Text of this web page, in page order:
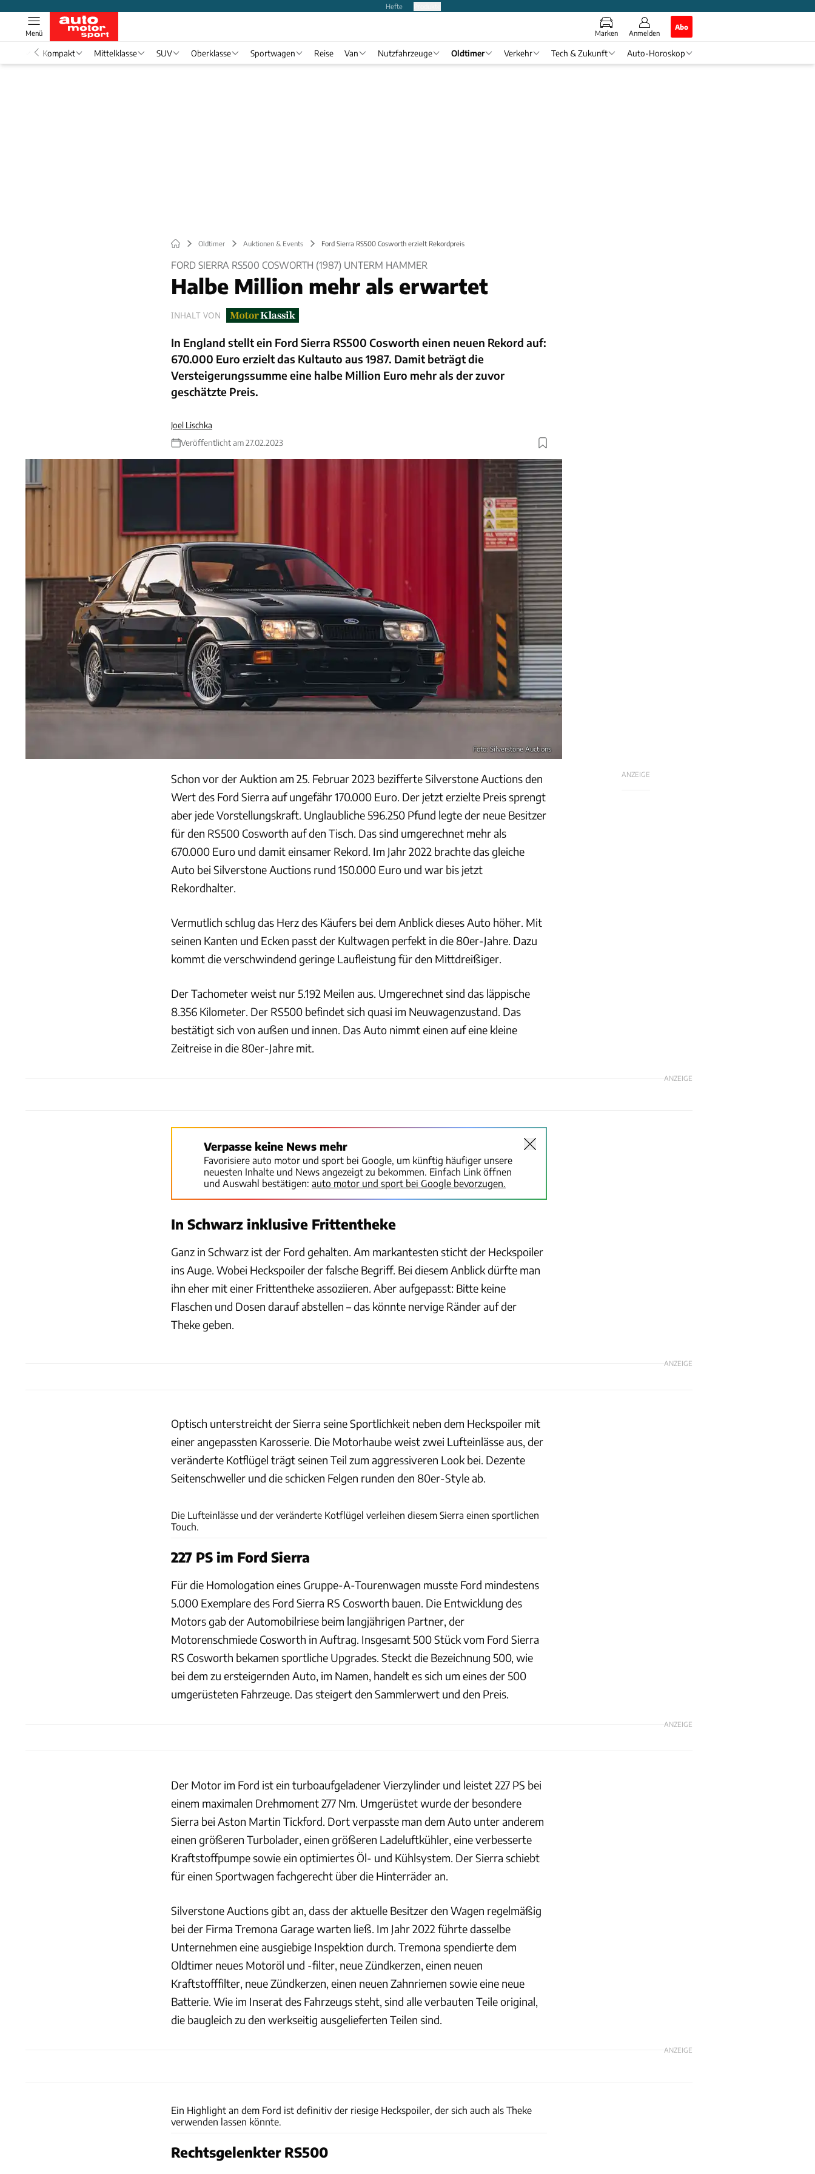
Hefte
Marken Anmelden
Abo
Menü
Kompakt Mittelklasse SUV Oberklasse Sportwagen Reise Van Nutzfahrzeuge Oldtimer Verkehr Tech & Zukunft Auto-Horoskop
Oldtimer Auktionen & Events Ford Sierra RS500 Cosworth erzielt Rekordpreis
FORD SIERRA RS500 COSWORTH (1987) UNTERM HAMMER
Halbe Million mehr als erwartet
INHALT VON
In England stellt ein Ford Sierra RS500 Cosworth einen neuen Rekord auf:
670.000 Euro erzielt das Kultauto aus 1987. Damit beträgt die
Versteigerungssumme eine halbe Million Euro mehr als der zuvor
geschätzte Preis.
Joel Lischka
Veröffentlicht am 27.02.2023
Foto: Silverstone Auctions
ANZEIGE
Schon vor der Auktion am 25. Februar 2023 bezifferte Silverstone Auctions den
Wert des Ford Sierra auf ungefähr 170.000 Euro. Der jetzt erzielte Preis sprengt
aber jede Vorstellungskraft. Unglaubliche 596.250 Pfund legte der neue Besitzer
für den RS500 Cosworth auf den Tisch. Das sind umgerechnet mehr als
670.000 Euro und damit einsamer Rekord. Im Jahr 2022 brachte das gleiche
Auto bei Silverstone Auctions rund 150.000 Euro und war bis jetzt
Rekordhalter.
Vermutlich schlug das Herz des Käufers bei dem Anblick dieses Auto höher. Mit
seinen Kanten und Ecken passt der Kultwagen perfekt in die 80er-Jahre. Dazu
kommt die verschwindend geringe Laufleistung für den Mittdreißiger.
Der Tachometer weist nur 5.192 Meilen aus. Umgerechnet sind das läppische
8.356 Kilometer. Der RS500 befindet sich quasi im Neuwagenzustand. Das
bestätigt sich von außen und innen. Das Auto nimmt einen auf eine kleine
Zeitreise in die 80er-Jahre mit.
ANZEIGE
Verpasse keine News mehr
Favorisiere auto motor und sport bei Google, um künftig häufiger unsere
neuesten Inhalte und News angezeigt zu bekommen. Einfach Link öffnen
und Auswahl bestätigen: auto motor und sport bei Google bevorzugen.
In Schwarz inklusive Frittentheke
Ganz in Schwarz ist der Ford gehalten. Am markantesten sticht der Heckspoiler
ins Auge. Wobei Heckspoiler der falsche Begriff. Bei diesem Anblick dürfte man
ihn eher mit einer Frittentheke assoziieren. Aber aufgepasst: Bitte keine
Flaschen und Dosen darauf abstellen – das könnte nervige Ränder auf der
Theke geben.
ANZEIGE
Optisch unterstreicht der Sierra seine Sportlichkeit neben dem Heckspoiler mit
einer angepassten Karosserie. Die Motorhaube weist zwei Lufteinlässe aus, der
veränderte Kotflügel trägt seinen Teil zum aggressiveren Look bei. Dezente
Seitenschweller und die schicken Felgen runden den 80er-Style ab.
Die Lufteinlässe und der veränderte Kotflügel verleihen diesem Sierra einen sportlichen
Touch.
227 PS im Ford Sierra
Für die Homologation eines Gruppe-A-Tourenwagen musste Ford mindestens
5.000 Exemplare des Ford Sierra RS Cosworth bauen. Die Entwicklung des
Motors gab der Automobilriese beim langjährigen Partner, der
Motorenschmiede Cosworth in Auftrag. Insgesamt 500 Stück vom Ford Sierra
RS Cosworth bekamen sportliche Upgrades. Steckt die Bezeichnung 500, wie
bei dem zu ersteigernden Auto, im Namen, handelt es sich um eines der 500
umgerüsteten Fahrzeuge. Das steigert den Sammlerwert und den Preis.
ANZEIGE
Der Motor im Ford ist ein turboaufgeladener Vierzylinder und leistet 227 PS bei
einem maximalen Drehmoment 277 Nm. Umgerüstet wurde der besondere
Sierra bei Aston Martin Tickford. Dort verpasste man dem Auto unter anderem
einen größeren Turbolader, einen größeren Ladeluftkühler, eine verbesserte
Kraftstoffpumpe sowie ein optimiertes Öl- und Kühlsystem. Der Sierra schiebt
für einen Sportwagen fachgerecht über die Hinterräder an.
Silverstone Auctions gibt an, dass der aktuelle Besitzer den Wagen regelmäßig
bei der Firma Tremona Garage warten ließ. Im Jahr 2022 führte dasselbe
Unternehmen eine ausgiebige Inspektion durch. Tremona spendierte dem
Oldtimer neues Motoröl und -filter, neue Zündkerzen, einen neuen
Kraftstofffilter, neue Zündkerzen, einen neuen Zahnriemen sowie eine neue
Batterie. Wie im Inserat des Fahrzeugs steht, sind alle verbauten Teile original,
die baugleich zu den werkseitig ausgelieferten Teilen sind.
ANZEIGE
Ein Highlight an dem Ford ist definitiv der riesige Heckspoiler, der sich auch als Theke
verwenden lassen könnte.
Rechtsgelenkter RS500